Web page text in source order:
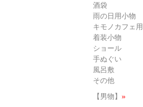
酒袋
雨の日用小物
キモノカフェ
着装小物
ショール
手ぬぐい
風呂敷
その他
【男物】 »